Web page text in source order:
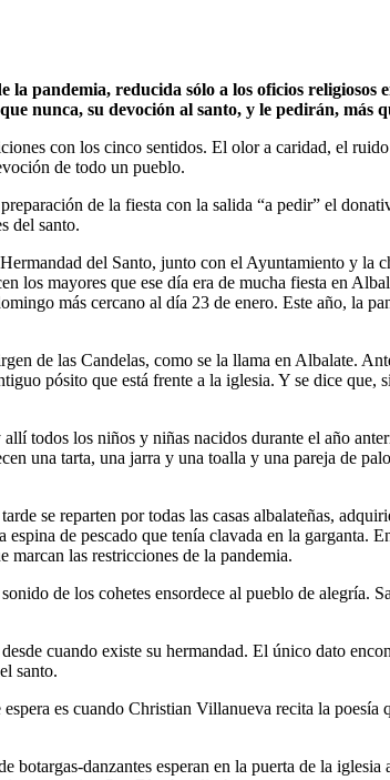
pandemia, reducida sólo a los oficios
nunca, su devoción al santo, y le pedirán, más
con los cinco sentidos. El olor a caridad, el
de todo un pueblo.
de la fiesta con la salida “a pedir” el
del santo.
del Santo, junto con el Ayuntamiento y la
los mayores que ese día era de mucha fiesta en
más cercano al día 23 de enero. Este año, la
de las Candelas, como se la llama en Albalate.
pósito que está frente a la iglesia. Y se dice
todos los niños y niñas nacidos durante el año
una tarta, una jarra y una toalla y una pareja de
se reparten por todas las casas albalateñas,
de pescado que tenía clavada en la garganta.
marcan las restricciones de la pandemia.
de los cohetes ensordece al pueblo de alegría.
cuando existe su hermandad. El único dato
santo.
es cuando Christian Villanueva recita la
danzantes esperan en la puerta de la